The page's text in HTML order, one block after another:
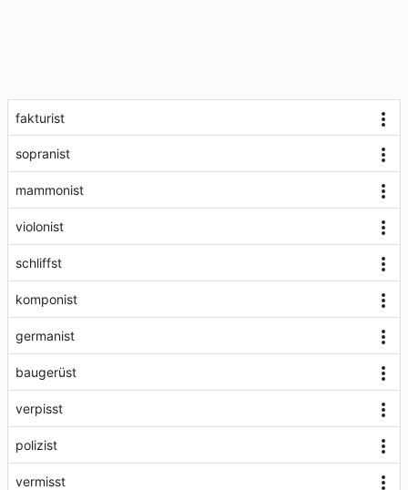
fakturist
sopranist
mammonist
violonist
schliffst
komponist
germanist
baugerüst
verpisst
polizist
vermisst